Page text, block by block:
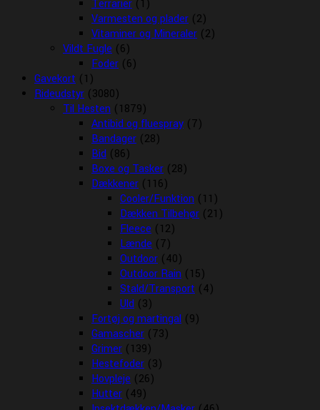
Terrarier (1)
Varmesten og plader (2)
Vitaminer og Mineraler (2)
Vildt Fugle (6)
Foder (6)
Gavekort (1)
Rideudstyr (3080)
Til Hesten (1879)
Antibid og fluespray (7)
Bandager (28)
Bid (86)
Boxe og Tasker (28)
Dækkener (116)
Cooler/Funktion (11)
Dækken Tilbehør (21)
Fleece (12)
Lænde (7)
Outdoor (40)
Outdoor Rain (15)
Stald/Transport (4)
Uld (3)
Fortøj og martingal (9)
Gamascher (73)
Grimer (139)
Hestefoder (3)
Hovpleje (26)
Hutter (49)